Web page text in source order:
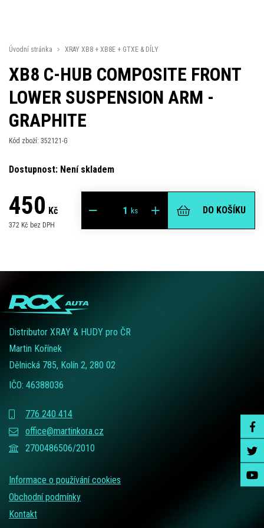
Úvodní stránka XRAY XB8 + XB8E + GTXE & DÍLY
XB8 C-HUB COMPOSITE FRONT
LOWER SUSPENSION ARM -
GRAPHITE
Kód zboží: 352121-G
Dostupnost: Není skladem
450 Kč
372 Kč bez DPH
ks DO KOŠÍKU
Distributor XRAY & HUDY pro ČR
Martin Kořínek
Dělnická 785, Kolín 2, 280 02
IČO: 46388036
776 240 414
office@martinkora.cz
2700486506/2010
Informace o používání cookies
Obchodní podmínky
Kontakt